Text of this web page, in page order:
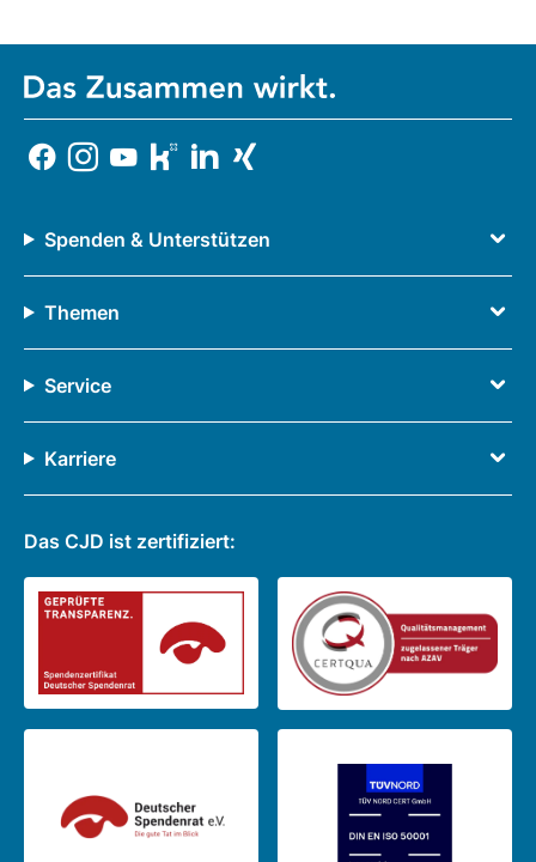
Spenden & Unterstützen
Themen
Service
Karriere
Das CJD ist zertifiziert: